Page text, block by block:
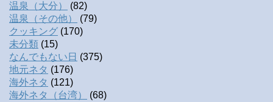
温泉（大分）
(82)
温泉（その他）
(79)
クッキング (170)
未分類 (15)
なんでもない日 (375)
地元ネタ (176)
海外ネタ (121)
海外ネタ（台湾）
(68)